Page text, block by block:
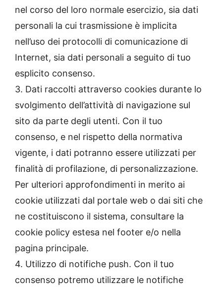
nel corso del loro normale esercizio, sia dati
personali la cui trasmissione è implicita
nell’uso dei protocolli di comunicazione di
Internet, sia dati personali a seguito di tuo
esplicito consenso.
3. Dati raccolti attraverso cookies durante lo
svolgimento dell’attività di navigazione sul
sito da parte degli utenti. Con il tuo
consenso, e nel rispetto della normativa
vigente, i dati potranno essere utilizzati per
finalità di profilazione, di personalizzazione.
Per ulteriori approfondimenti in merito ai
cookie utilizzati dal portale web o dai siti che
ne costituiscono il sistema, consultare la
cookie policy estesa nel footer e/o nella
pagina principale.
4. Utilizzo di notifiche push. Con il tuo
consenso potremo utilizzare le notifiche